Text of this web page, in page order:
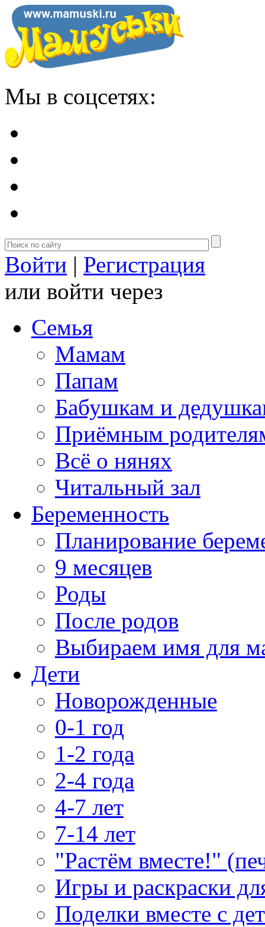
Мы в соцсетях:
Войти | Регистрация
или войти через
Семья
Мамам
Папам
Бабушкам и
Приёмным
Всё о нянях
Читальный зал
Беременность
Планирование
9 месяцев
Роды
После родов
Выбираем имя для
Дети
Новорожденные
0-1 год
1-2 года
2-4 года
4-7 лет
7-14 лет
"Растём вместе!"
Игры и раскраски
Поделки вместе с